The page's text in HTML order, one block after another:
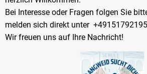
Bei Interesse oder Fragen folgen Sie
melden sich direkt unter +49151792195
Wir freuen uns auf Ihre Nachricht!